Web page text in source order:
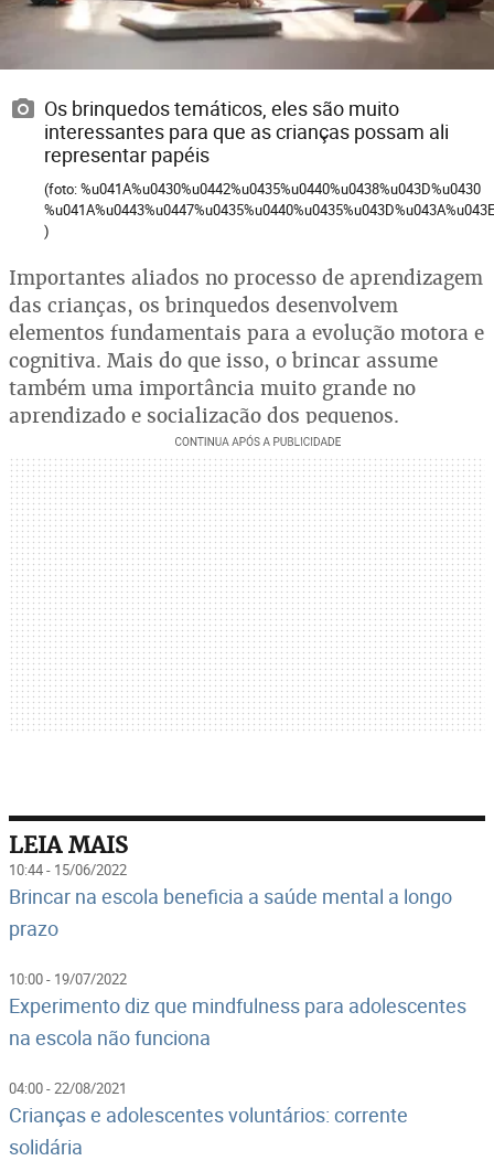
Os brinquedos temáticos, eles são muito
interessantes para que as crianças possam ali
representar papéis
(foto: %u041A%u0430%u0442%u0435%u0440%u0438%u043D%u0430
)
Importantes aliados no processo de aprendizagem
das crianças, os brinquedos desenvolvem
elementos fundamentais para a evolução motora e
cognitiva. Mais do que isso, o brincar assume
também uma importância muito grande no
aprendizado e socialização dos pequenos.
LEIA MAIS
10:44 - 15/06/2022
Brincar na escola beneficia a saúde mental a longo
prazo
10:00 - 19/07/2022
Experimento diz que mindfulness para adolescentes
na escola não funciona
04:00 - 22/08/2021
Crianças e adolescentes voluntários: corrente
solidária